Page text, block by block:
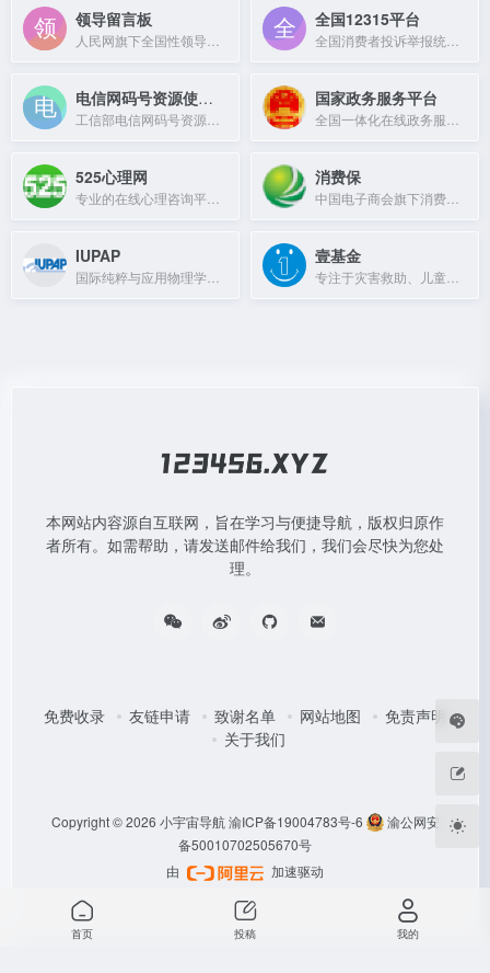
领导留言板 全国12315平台
电信网码号资源使用和调整审批系统 国家政务服务平台
525心理网 消费保
IUPAP 壹基金
本网站内容源自互联网，旨在学习与便捷导航，版权归原作
者所有。如需帮助，请发送邮件给我们，我们会尽快为您处
理。
免费收录 友链申请 致谢名单 网站地图
免责声明
关于我们
Copyright © 2026 小宇宙导航 渝ICP备19004783号-6
渝公网安
备50010702505670号
由
加速驱动
首页 投稿 我的